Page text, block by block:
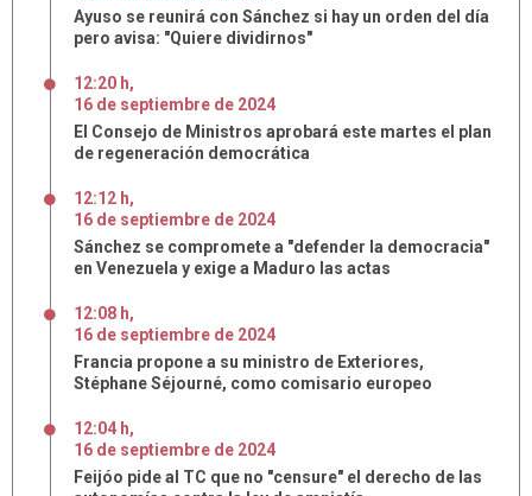
Ayuso se reunirá con Sánchez si hay un orden del día
pero avisa: "Quiere dividirnos"
12:20 h,
16 de septiembre de 2024
El Consejo de Ministros aprobará este martes el plan
de regeneración democrática
12:12 h,
16 de septiembre de 2024
Sánchez se compromete a "defender la democracia"
en Venezuela y exige a Maduro las actas
12:08 h,
16 de septiembre de 2024
Francia propone a su ministro de Exteriores,
Stéphane Séjourné, como comisario europeo
12:04 h,
16 de septiembre de 2024
Feijóo pide al TC que no "censure" el derecho de las